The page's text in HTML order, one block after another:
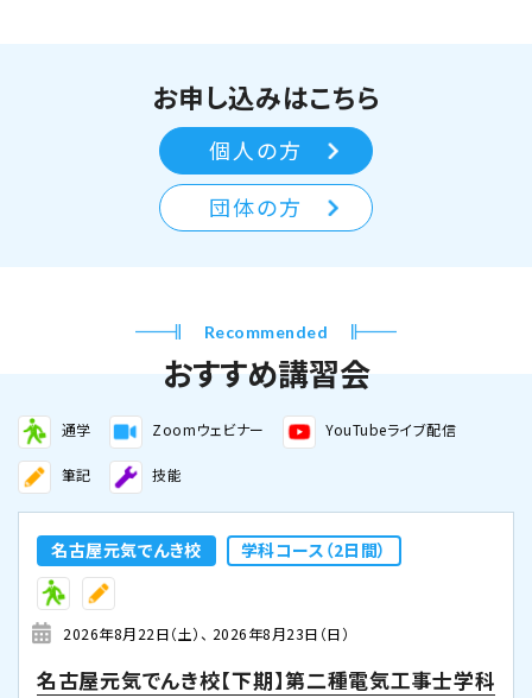
お申し込みはこちら
個人の方
団体の方
Recommended
おすすめ講習会
通学 Zoomウェビナー YouTubeライブ配信
筆記 技能
名古屋元気でんき校 学科コース（2日間）
2026年8月22日（土） 2026年8月23日（日）
名古屋元気でんき校【下期】第二種電気工事士学科